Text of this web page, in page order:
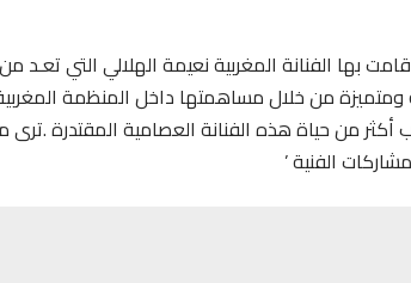
بها الفنانة المغربية نعيمة الهلالي التي تعـد
من خلال مساهمتها داخل المنظمة
أكثر من حياة هذه الفنانة العصامية المقتدرة
الفنية ’